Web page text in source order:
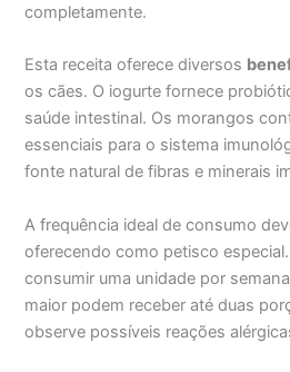
completamente.
Esta receita oferece diversos
os cães. O iogurte fornece
saúde intestinal. Os morangos
essenciais para o sistema
fonte natural de fibras e minerais
A frequência ideal de consumo
oferecendo como petisco
consumir uma unidade por
maior podem receber até duas
observe possíveis reações